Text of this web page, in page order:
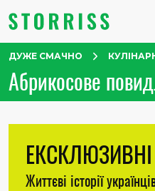
ДУЖЕ СМАЧНО
Абрикосове
ЕКСКЛЮЗИВНІ
Життєві історії